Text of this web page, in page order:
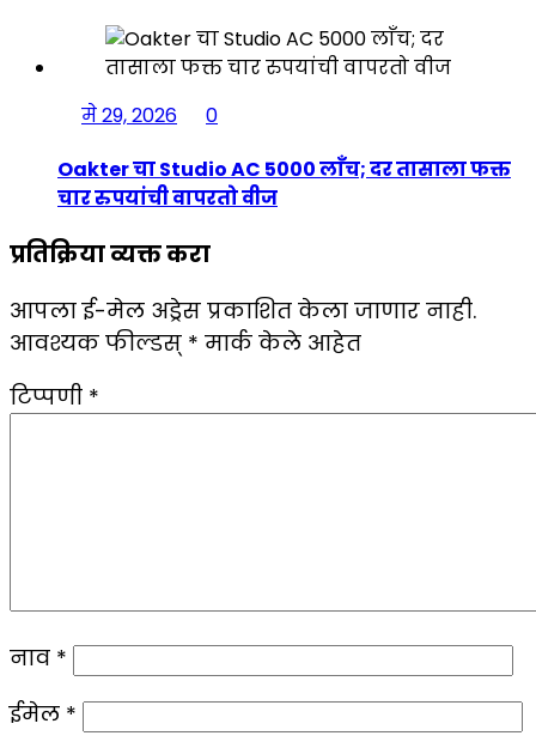
मे 29, 2026
0
Oakter चा Studio AC 5000 लाँच; दर तासाला फक्त
चार रुपयांची वापरतो वीज
प्रतिक्रिया व्यक्त करा
आपला ई-मेल अड्रेस प्रकाशित केला जाणार नाही.
आवश्यक फील्डस् * मार्क केले आहेत
टिप्पणी *
नाव *
ईमेल *